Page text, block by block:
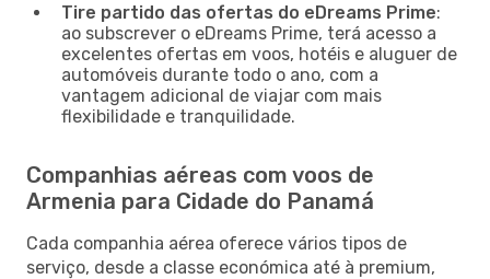
Tire partido das ofertas do eDreams Prime:
ao subscrever o eDreams Prime, terá acesso a
excelentes ofertas em voos, hotéis e aluguer de
automóveis durante todo o ano, com a
vantagem adicional de viajar com mais
flexibilidade e tranquilidade.
Companhias aéreas com voos de
Armenia para Cidade do Panamá
Cada companhia aérea oferece vários tipos de
serviço, desde a classe económica até à premium,